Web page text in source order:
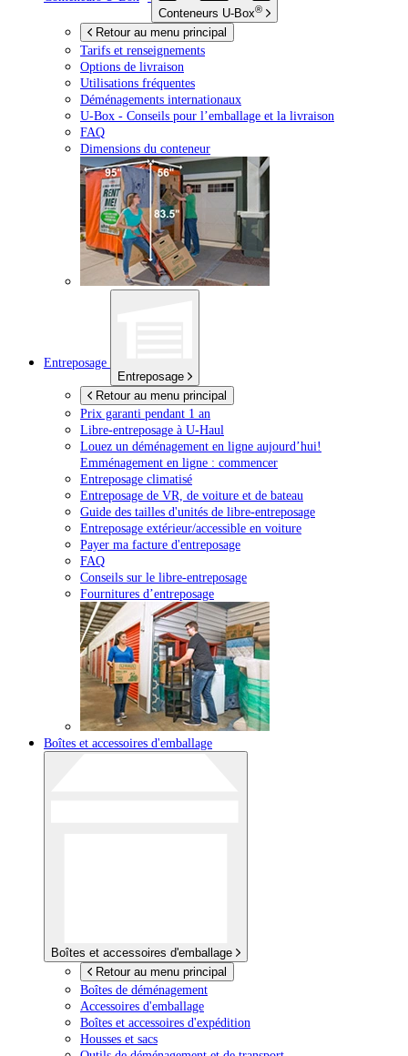
Conteneurs U-Box®
Retour au menu principal
Tarifs et renseignements
Options de livraison
Utilisations fréquentes
Déménagements internationaux
U-Box - Conseils pour l’emballage et la livraison
FAQ
Dimensions du conteneur
Entreposage
Entreposage
Retour au menu principal
Prix garanti pendant 1 an
Libre-entreposage à U-Haul
Louez un déménagement en ligne aujourd’hui!
Emménagement en ligne : commencer
Entreposage climatisé
Entreposage de VR, de voiture et de bateau
Guide des tailles d'unités de libre-entreposage
Entreposage extérieur/accessible en voiture
Payer ma facture d'entreposage
FAQ
Conseils sur le libre-entreposage
Fournitures d’entreposage
Boîtes et accessoires d'emballage
Boîtes et accessoires d'emballage
Retour au menu principal
Boîtes de déménagement
Accessoires d'emballage
Boîtes et accessoires d'expédition
Housses et sacs